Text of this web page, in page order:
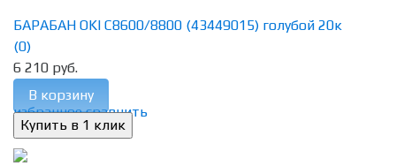
избранное сравнить
БАРАБАН OKI C8600/8800 (43449015) голубой 20к
(0)
6 210 руб.
В корзину